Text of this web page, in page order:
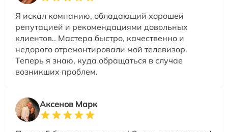
Я искал компанию, обладающий хорошей
репутацией и рекомендациями довольных
клиентов.. Мастера быстро, качественно и
недорого отремонтировали мой телевизор.
Теперь я знаю, куда обращаться в случае
возникших проблем.
Аксенов Марк